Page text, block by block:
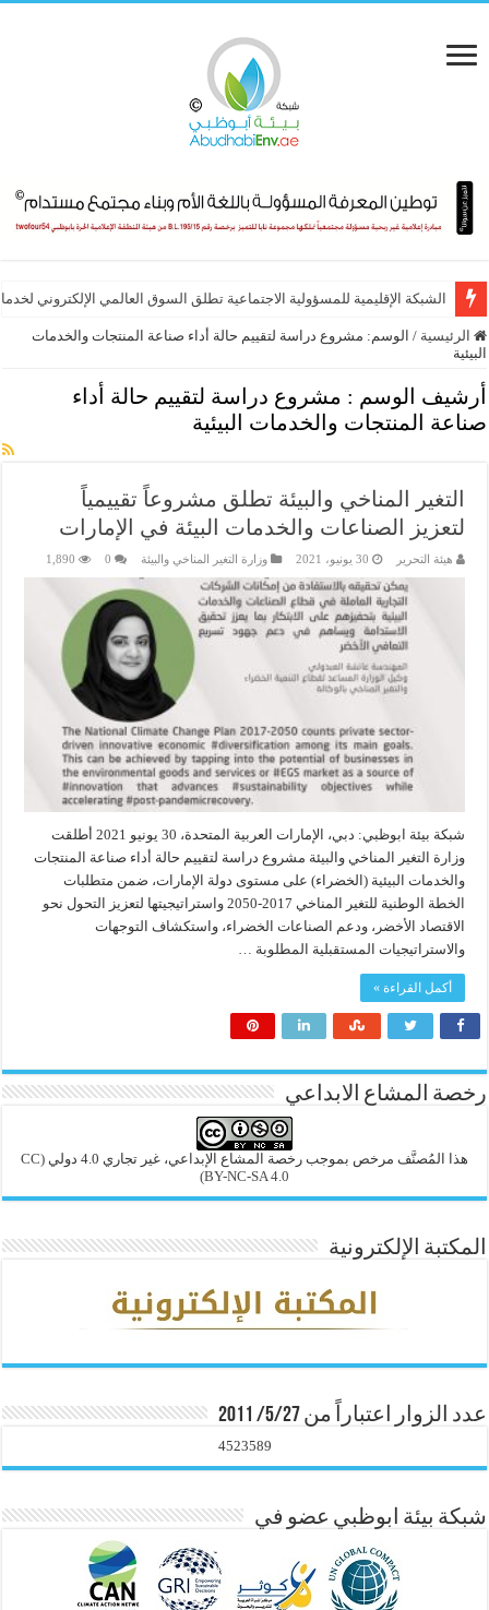
الشبكة الإقليمية للمسؤولية الاجتماعية تطلق السوق العالمي الإلكتروني
الرئيسية / الوسم: مشروع دراسة لتقييم حالة أداء صناعة المنتجات والخدمات
البيئية
أرشيف الوسم : مشروع دراسة لتقييم حالة أداء
صناعة المنتجات والخدمات البيئية
التغير المناخي والبيئة تطلق مشروعاً تقييمياً
لتعزيز الصناعات والخدمات البيئة في الإمارات
هيئة التحرير 30 يونيو، 2021 وزارة التغير المناخي والبيئة 0
1,890
شبكة بيئة ابوظبي: دبي، الإمارات العربية المتحدة، 30 يونيو 2021 أطلقت
وزارة التغير المناخي والبيئة مشروع دراسة لتقييم حالة أداء صناعة المنتجات
والخدمات البيئية (الخضراء) على مستوى دولة الإمارات، ضمن متطلبات
الخطة الوطنية للتغير المناخي 2017-2050 واستراتيجيتها لتعزيز التحول نحو
الاقتصاد الأخضر، ودعم الصناعات الخضراء، واستكشاف التوجهات
والاستراتيجيات المستقبلية المطلوبة …
أكمل القراءة »
رخصة المشاع الابداعي
هذا المُصنَّف مرخص بموجب رخصة المشاع الإبداعي، غير تجاري 4.0 دولي
(CC
BY-NC-SA 4.0)
المكتبة الإلكترونية
عدد الزوار اعتباراً من 5/27/ 2011
4523589
شبكة بيئة ابوظبي عضو في